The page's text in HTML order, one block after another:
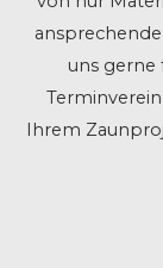
uns
Ihrem